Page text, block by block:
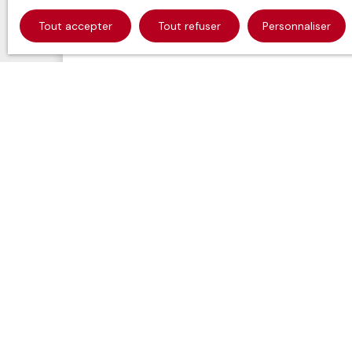
Appartement Annemasse 4 pièce(s) 138.44
Tout accepter Tout refuser Personnaliser